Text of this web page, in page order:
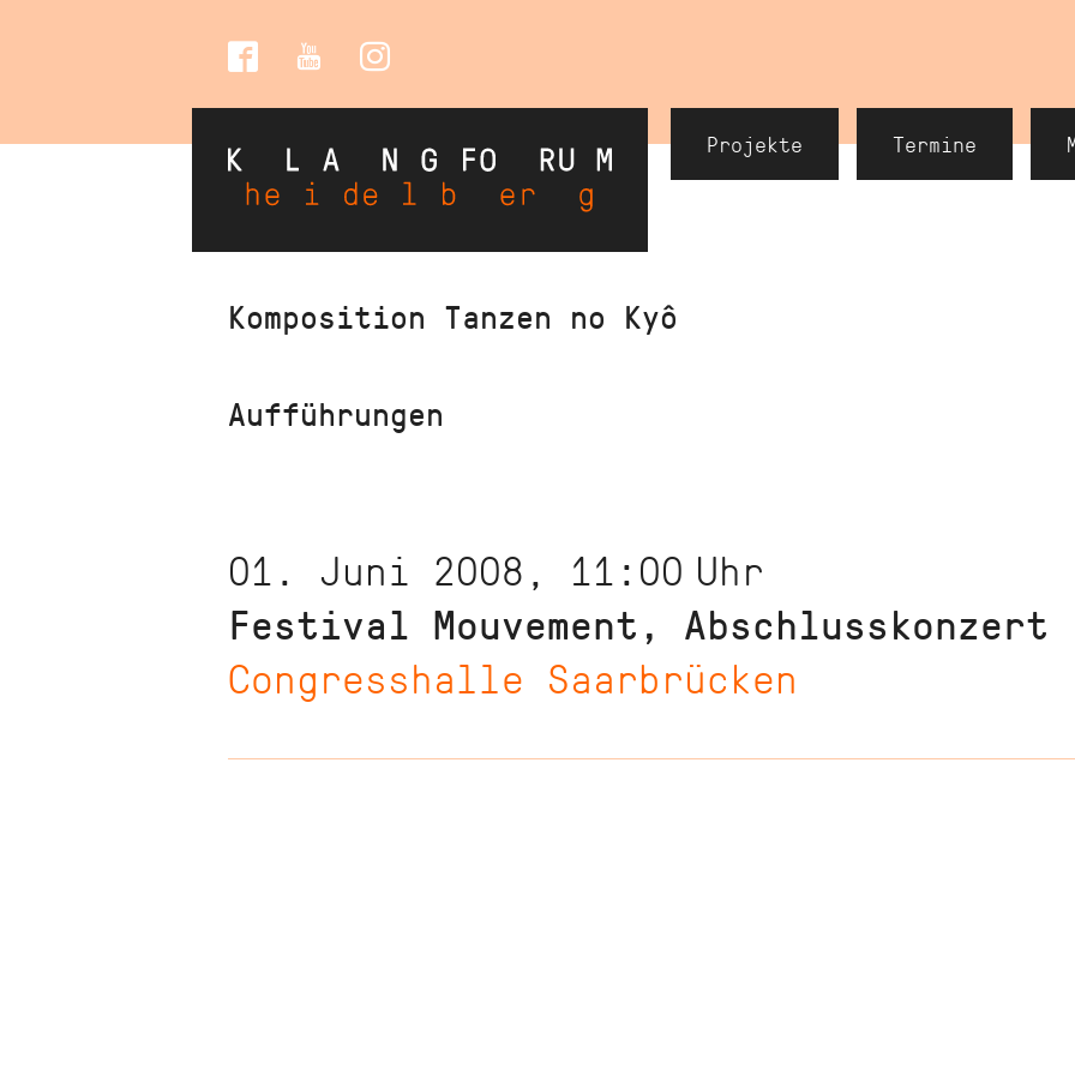
Social
Header
Navigation
Projekte Termine
Komposition Tanzen no Kyô
Aufführungen
01. Juni 2008, 11:00 Uhr
Festival Mouvement, Abschlusskonzert
Congresshalle Saarbrücken